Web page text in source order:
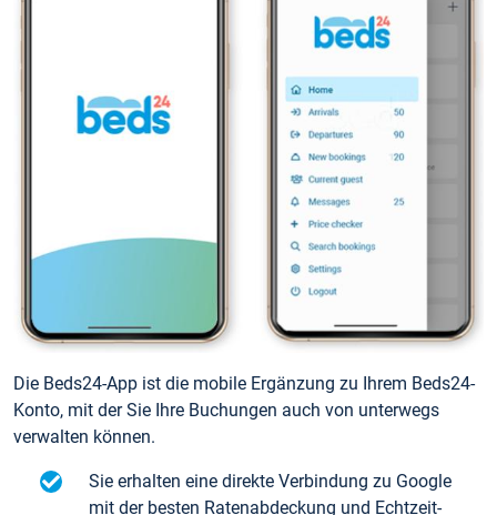
Die Beds24-App ist die mobile Ergänzung zu Ihrem Beds24-
Konto, mit der Sie Ihre Buchungen auch von unterwegs
verwalten können.
Sie erhalten eine direkte Verbindung zu Google
mit der besten Ratenabdeckung und Echtzeit-